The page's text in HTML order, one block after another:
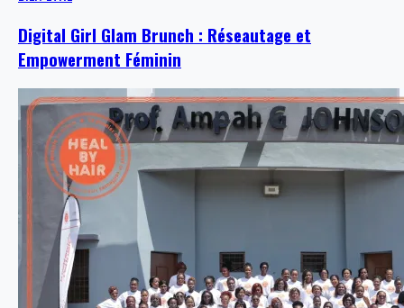
Digital Girl Glam Brunch : Réseautage et
Empowerment Féminin